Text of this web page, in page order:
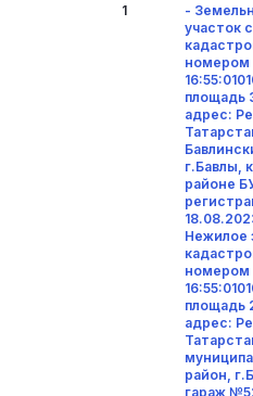
1
-
участок с
номером
площадь
адрес:
г.Бавлы,
районе
Нежилое
номером
площадь
адрес:
район,
гараж